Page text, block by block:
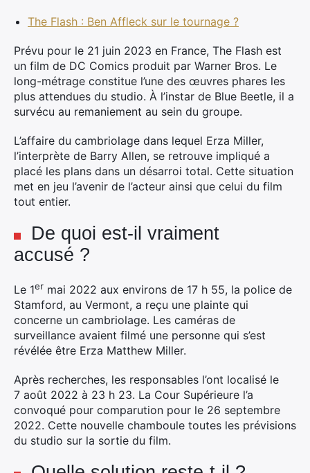
The Flash : Ben Affleck sur le tournage ?
Prévu pour le 21 juin 2023 en France, The Flash est
un film de DC Comics produit par Warner Bros. Le
long-métrage constitue l’une des œuvres phares les
plus attendues du studio. À l’instar de Blue Beetle, il a
survécu au remaniement au sein du groupe.
L’affaire du cambriolage dans lequel Erza Miller,
l’interprète de Barry Allen, se retrouve impliqué a
placé les plans dans un désarroi total. Cette situation
met en jeu l’avenir de l’acteur ainsi que celui du film
tout entier.
De quoi est-il vraiment
accusé ?
Le 1er mai 2022 aux environs de 17 h 55, la police de
Stamford, au Vermont, a reçu une plainte qui
concerne un cambriolage. Les caméras de
surveillance avaient filmé une personne qui s’est
révélée être Erza Matthew Miller.
Après recherches, les responsables l’ont localisé le
7 août 2022 à 23 h 23. La Cour Supérieure l’a
convoqué pour comparution pour le 26 septembre
2022. Cette nouvelle chamboule toutes les prévisions
du studio sur la sortie du film.